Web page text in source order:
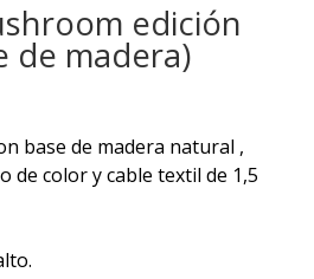
edición
de madera)
base de madera natural ,
de color y cable textil de 1,5